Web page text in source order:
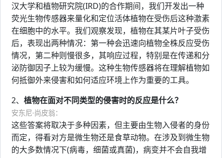
汉大学和植物研究院(IRD)的合作期间，我们开发出一种
荧光生物传感器来量化和定位活体植物在受伤后这种激素
在细胞中的水平。我们观察发现，植物在其某片叶子受伤
后，表现出两种情况：第一种会迅速向植物全株反应受伤
情况，第二种则慢很多，其响应过程，特别是在传递和分
泌防御因子上较为缓慢。这种生物传感器将在理解植物如
何抵御外来侵害和如何适应环境上作为重要的工具。
2、 植物在面对不同类型的侵害时的反应是什么？
安东尼·尚皮翁：
这些答案将取决于多种因素，但主要由生物入侵者的身份
而定，得看对方是微生物还是食草动物。在涉及到微生物
的大多数情况下(病毒，细菌或真菌)，病变并不会自我增